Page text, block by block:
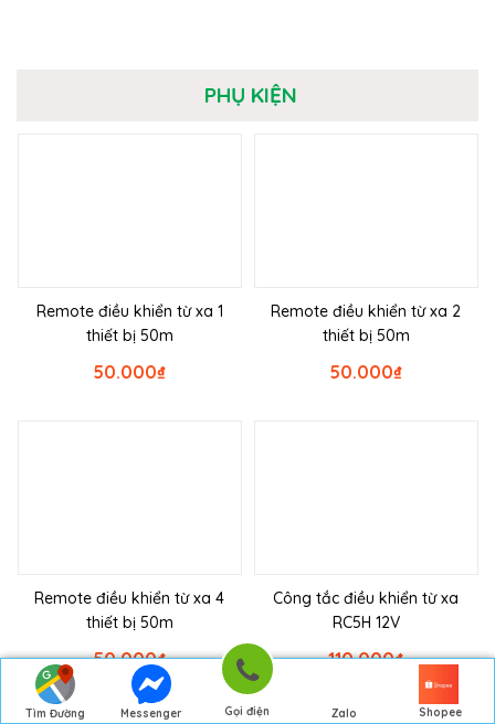
Tìm Đường
Messenger Gọi điện Zalo Shopee
PHỤ KIỆN
Remote điều khiển từ xa 1
thiết bị 50m
₫
50.000
Remote điều khiển từ xa 2
thiết bị 50m
₫
50.000
Remote điều khiển từ xa 4
thiết bị 50m
₫
50.000
Công tắc điều khiển từ xa
RC5H 12V
₫
110.000